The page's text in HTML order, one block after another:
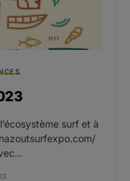
surf et à